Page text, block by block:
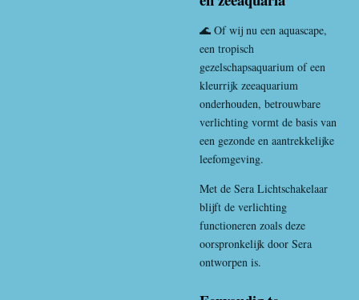
🌊 Of wij nu een aquascape,
een tropisch
gezelschapsaquarium of een
kleurrijk zeeaquarium
onderhouden, betrouwbare
verlichting vormt de basis van
een gezonde en aantrekkelijke
leefomgeving.
Met de Sera Lichtschakelaar
blijft de verlichting
functioneren zoals deze
oorspronkelijk door Sera
ontworpen is.